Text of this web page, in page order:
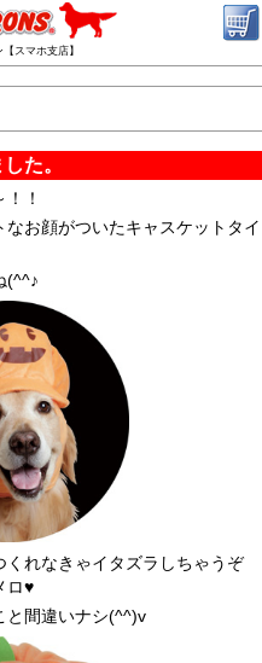
スマホ支店】
た。
！
お顔がついたキャスケットタイ
(^^♪
れなきゃイタズラしちゃうぞ
ロ♥
と間違いナシ(^^)v